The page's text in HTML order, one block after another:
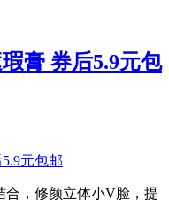
膏 券后5.9元包
合，修颜立体小V脸，提